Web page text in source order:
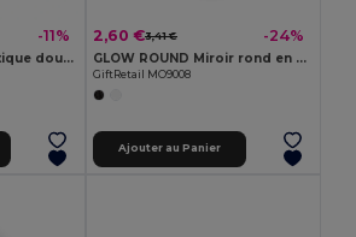
-11%
GLOW Miroir magnétique double face
2,60 €3,41 € -24%
GLOW ROUND Miroir rond en PU
GiftRetail MO9008
Ajouter au Panier